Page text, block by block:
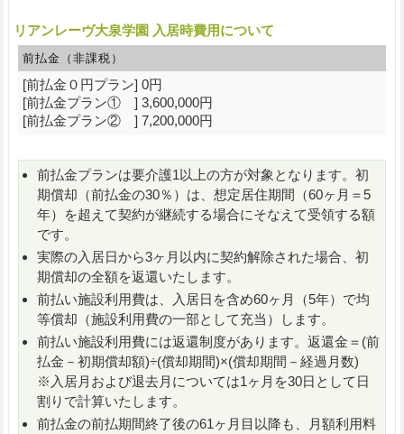
リアンレーヴ大泉学園 入居時費用について
前払金（非課税）
[前払金０円プラン] 0円
[前払金プラン① ] 3,600,000円
[前払金プラン② ] 7,200,000円
前払金プランは要介護1以上の方が対象となります。初
期償却（前払金の30％）は、想定居住期間（60ヶ月＝5
年）を超えて契約が継続する場合にそなえて受領する額
です。
実際の入居日から3ヶ月以内に契約解除された場合、初
期償却の全額を返還いたします。
前払い施設利用費は、入居日を含め60ヶ月（5年）で均
等償却（施設利用費の一部として充当）します。
前払い施設利用費には返還制度があります。返還金＝(前
払金－初期償却額)÷(償却期間)×(償却期間－経過月数)
※入居月および退去月については1ヶ月を30日として日
割りで計算いたします。
前払金の前払期間終了後の61ヶ月目以降も、月額利用料